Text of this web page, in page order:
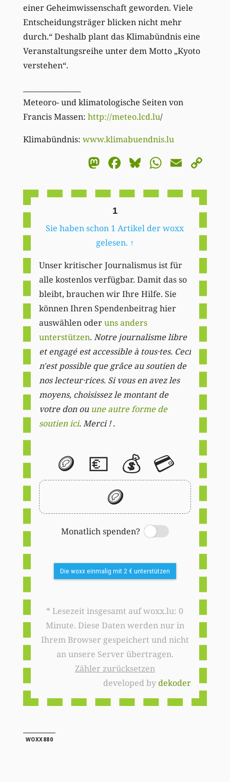
einer Geheimwissenschaft geworden. Viele
Entscheidungsträger blicken nicht mehr
durch.“ Deshalb plant das Klimabündnis eine
Veranstaltungsreihe unter dem Motto „Kyoto
verstehen“.
Meteoro- und klimatologische Seiten von
Francis Massen: http://meteo.lcd.lu/
Klimabündnis: www.klimabuendnis.lu
Mastodon
Facebook
BlueskyEmail
1
Sie haben schon 1 Artikel der woxx
gelesen. ↑
Unser kritischer Journalismus ist für
alle kostenlos verfügbar. Damit das so
bleibt, brauchen wir Ihre Hilfe. Sie
können Ihren Spendenbeitrag hier
auswählen oderuns anders
unterstützen. Notre journalisme libre
et engagé est accessible à tous·tes. Ceci
n'est possible que grâce au soutien de
nos lecteur·rices. Si vous en avez les
moyens, choisissez le montant de
votre don ou une autre forme de
soutien ici. Merci ! .
🪙 💶 💰 💳
🪙
Monatlich spenden?
Switch
Die woxx einmalig mit 2 € unterstützen
* Lesezeit insgesamt auf woxx.lu: 0
Minute. Diese Daten werden nur in
Ihrem Browser gespeichert und nicht
an unsere Server übertragen.
Zähler zurücksetzen
developed bydekoder
WOXX880